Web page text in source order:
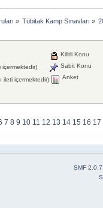
» Tübitak Kamp Sınavları »
içermektedir)
ileti içermektedir)
Kilitli Konu
Sabit Konu
Anket
7 8 9 10 11 12 13 14 15 16 17
SMF 2.0.7